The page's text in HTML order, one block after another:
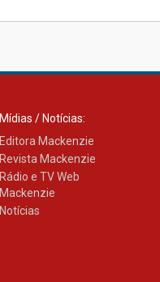
Mídias / Notícias:
Editora Mackenzie
Revista Mackenzie
Rádio e TV Web
Mackenzie
Notícias